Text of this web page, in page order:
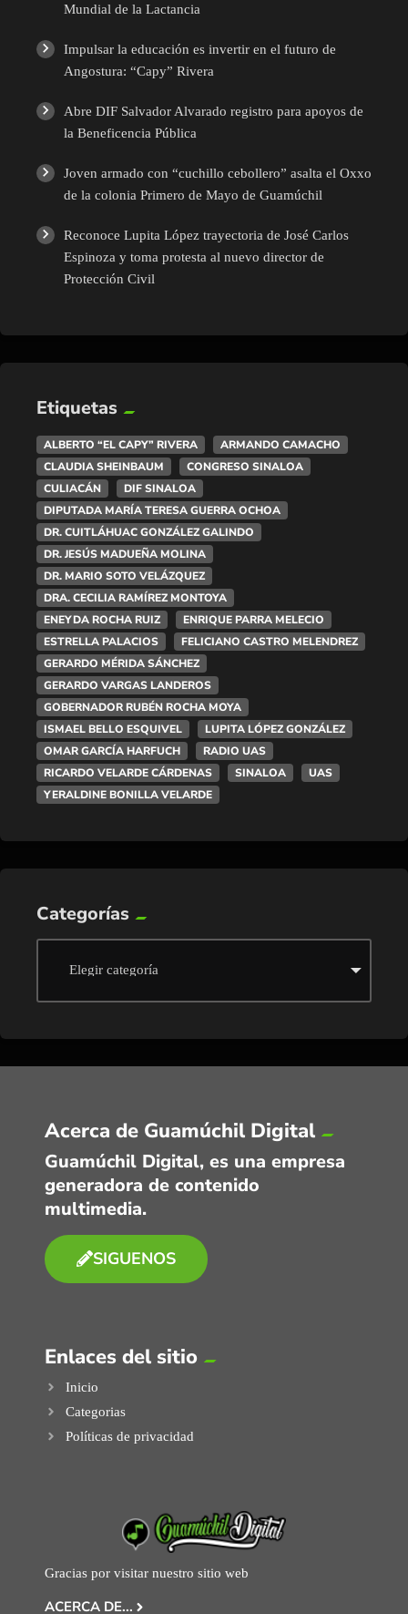
Mundial de la Lactancia
Impulsar la educación es invertir en el futuro de
Angostura: “Capy” Rivera
Abre DIF Salvador Alvarado registro para apoyos de
la Beneficencia Pública
Joven armado con “cuchillo cebollero” asalta el Oxxo
de la colonia Primero de Mayo de Guamúchil
Reconoce Lupita López trayectoria de José Carlos
Espinoza y toma protesta al nuevo director de
Protección Civil
Etiquetas
ALBERTO “EL CAPY” RIVERA
ARMANDO CAMACHO
CLAUDIA SHEINBAUM
CONGRESO SINALOA
CULIACÁN
DIF SINALOA
DIPUTADA MARÍA TERESA GUERRA OCHOA
DR. CUITLÁHUAC GONZÁLEZ GALINDO
DR. JESÚS MADUEÑA MOLINA
DR. MARIO SOTO VELÁZQUEZ
DRA. CECILIA RAMÍREZ MONTOYA
ENEYDA ROCHA RUIZ
ENRIQUE PARRA MELECIO
ESTRELLA PALACIOS
FELICIANO CASTRO MELENDREZ
GERARDO MÉRIDA SÁNCHEZ
GERARDO VARGAS LANDEROS
GOBERNADOR RUBÉN ROCHA MOYA
ISMAEL BELLO ESQUIVEL
LUPITA LÓPEZ GONZÁLEZ
OMAR GARCÍA HARFUCH
RADIO UAS
RICARDO VELARDE CÁRDENAS
SINALOA
UAS
YERALDINE BONILLA VELARDE
Categorías
Acerca de Guamúchil Digital
Guamúchil Digital, es una empresa
generadora de contenido
multimedia.
SIGUENOS
Enlaces del sitio
Inicio
Categorias
Políticas de privacidad
Gracias por visitar nuestro sitio web
ACERCA DE...